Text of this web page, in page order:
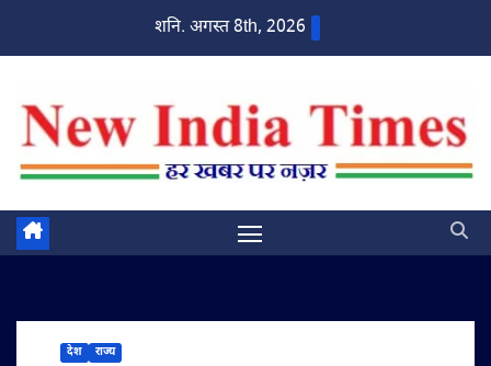
शनि. अगस्त 8th, 2026
देश राज्य